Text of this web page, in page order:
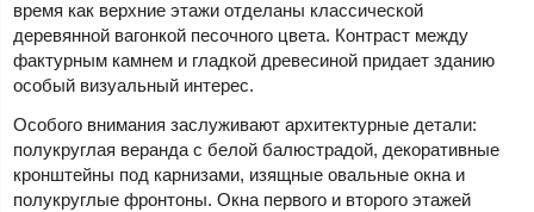
время как верхние этажи отделаны классической
деревянной вагонкой песочного цвета. Контраст между
фактурным камнем и гладкой древесиной придает зданию
особый визуальный интерес.
Особого внимания заслуживают архитектурные детали:
полукруглая веранда с белой балюстрадой, декоративные
кронштейны под карнизами, изящные овальные окна и
полукруглые фронтоны. Окна первого и второго этажей